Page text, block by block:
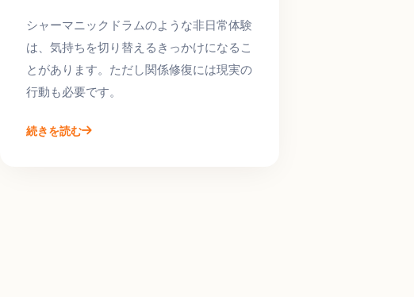
シャーマニックドラムのような非日常体験
は、気持ちを切り替えるきっかけになるこ
とがあります。ただし関係修復には現実の
行動も必要です。
続きを読む